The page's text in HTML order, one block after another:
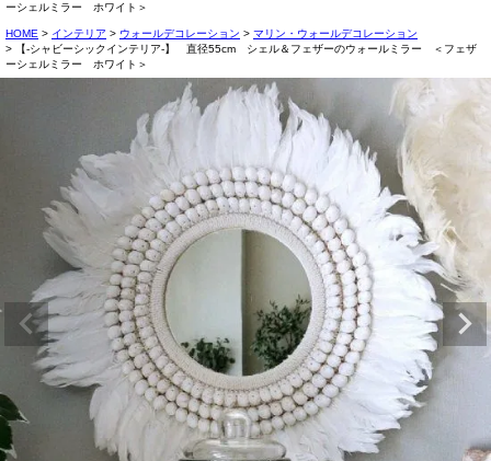
ーシェルミラー ホワイト＞
HOME インテリア ウォールデコレーション
マリン・ウォールデコレーション
【-シャビーシックインテリア-】 直径55cm シェル＆フェザーのウォールミラー ＜フェザ
ーシェルミラー ホワイト＞